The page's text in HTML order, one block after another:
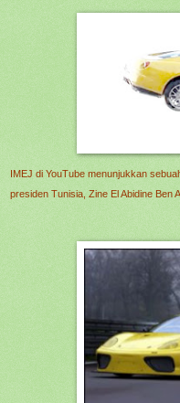
IMEJ di YouTube menunjukkan
presiden Tunisia, Zine El Abidine Ben